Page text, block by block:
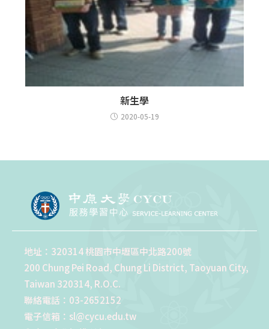
新生學
2020-05-19
地址：320314 桃園市中壢區中北路200號
200 Chung Pei Road, Chung Li District, Taoyuan City,
Taiwan 320314, R.O.C.
聯絡電話：03-2652152
電子信箱：sl@cycu.edu.tw